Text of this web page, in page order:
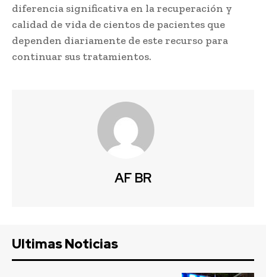
diferencia significativa en la recuperación y
calidad de vida de cientos de pacientes que
dependen diariamente de este recurso para
continuar sus tratamientos.
AF BR
Ultimas Noticias